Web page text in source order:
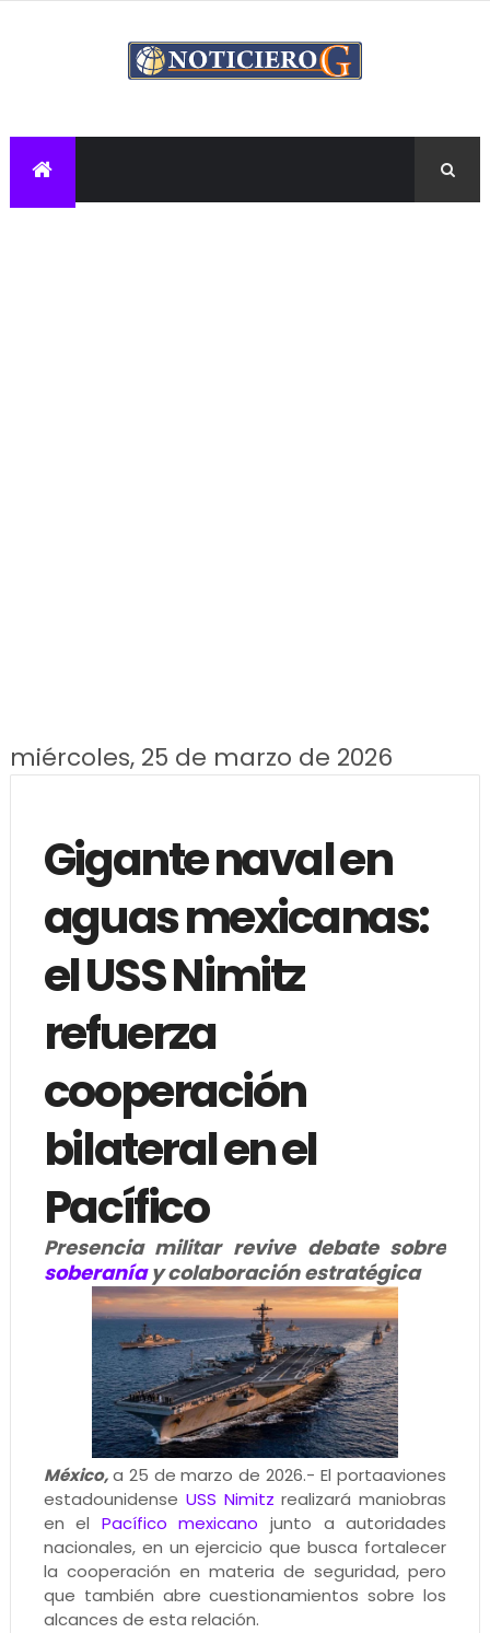
miércoles, 25 de marzo de 2026
Gigante naval en
aguas mexicanas:
el USS Nimitz
refuerza
cooperación
bilateral en el
Pacífico
Presencia militar revive debate sobre
soberaníay colaboración estratégica
México,a 25 de marzo de 2026.- El portaaviones
estadounidense USS Nimitz realizará maniobras
en el Pacífico mexicano junto a autoridades
nacionales, en un ejercicio que busca fortalecer
la cooperación en materia de seguridad, pero
que también abre cuestionamientos sobre los
alcances de esta relación.